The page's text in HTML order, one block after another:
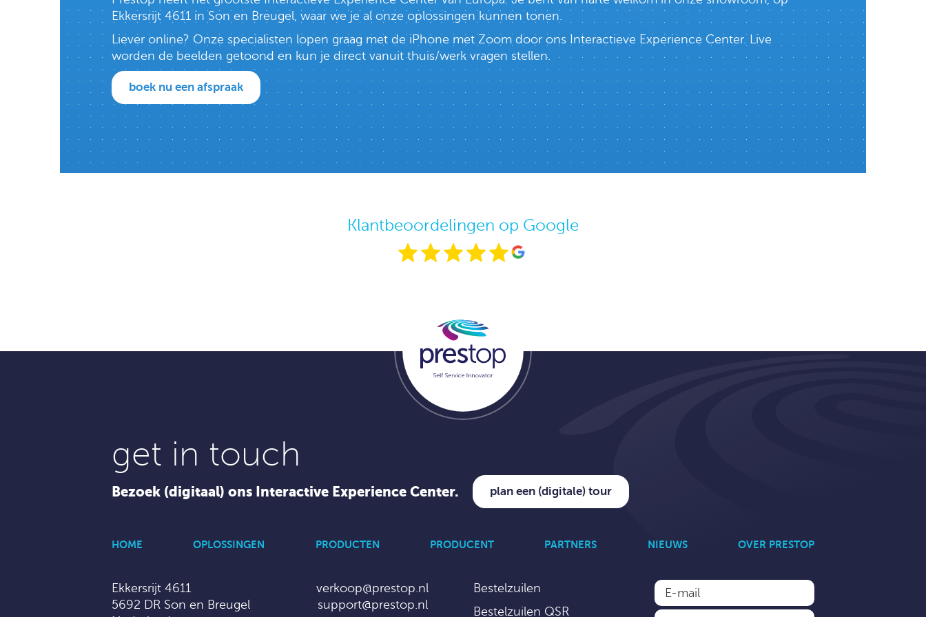
Ekkersrijt 4611 in Son en Breugel, waar we je al onze oplossingen kunnen tonen.
Liever online? Onze specialisten lopen graag met de iPhone met Zoom door ons Interactieve Experience Center. Live
worden de beelden getoond en kun je direct vanuit thuis/werk vragen stellen.
boek nu een afspraak
Klantbeoordelingen op Google
get in touch
Bezoek (digitaal) ons Interactive Experience Center. plan een (digitale) tour
HOME OPLOSSINGEN PRODUCTEN PRODUCENT PARTNERS NIEUWS OVER PRESTOP
Ekkersrijt 4611
5692 DR Son en Breugel
verkoop@prestop.nl
support@prestop.nl
Bestelzuilen
Bestelzuilen QSR